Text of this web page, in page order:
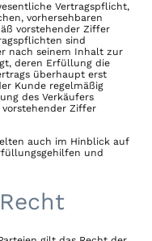
Vertragspflicht,
vorhersehbaren
vorstehender Ziffer
sind
nach seinem Inhalt zur
deren Erfüllung die
überhaupt erst
Kunde regelmäßig
des Verkäufers
vorstehender Ziffer
auch im Hinblick auf
und